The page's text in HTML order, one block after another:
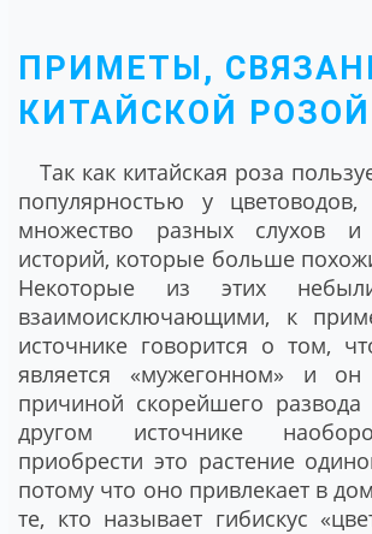
ПРИМЕТЫ,
КИТАЙСКОЙ РОЗОЙ
Так как китайская роза
популярностью у
множество разных слухов и
историй, которые больше
Некоторые из этих
взаимоисключающими, к
источнике говорится о том,
является «мужегонном» и
причиной скорейшего развода
другом источнике
приобрести это растение
потому что оно привлекает в
те, кто называет гибискус